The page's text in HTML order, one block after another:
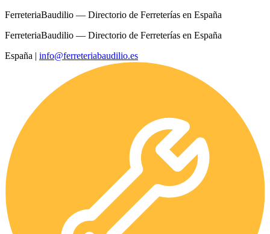
FerreteriaBaudilio — Directorio de Ferreterías en España
FerreteriaBaudilio — Directorio de Ferreterías en España
España | info@ferreteriabaudilio.es